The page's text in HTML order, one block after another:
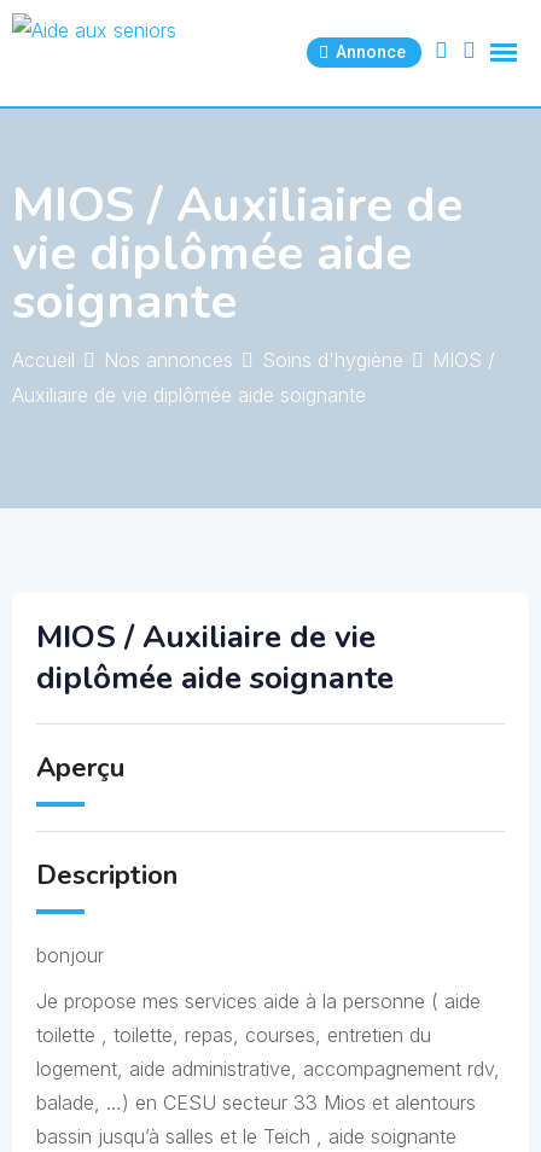
Skip
Annonce
MIOS / Auxiliaire de
vie diplômée aide
soignante
Accueil Nos annonces Soins d'hygiène
MIOS /
Auxiliaire de vie diplômée aide soignante
MIOS / Auxiliaire de vie
diplômée aide soignante
Aperçu
Description
bonjour
Je propose mes services aide à la personne ( aide
toilette , toilette, repas, courses, entretien du
logement, aide administrative, accompagnement rdv,
balade, …) en CESU secteur 33 Mios et alentours
bassin jusqu’à salles et le Teich , aide soignante